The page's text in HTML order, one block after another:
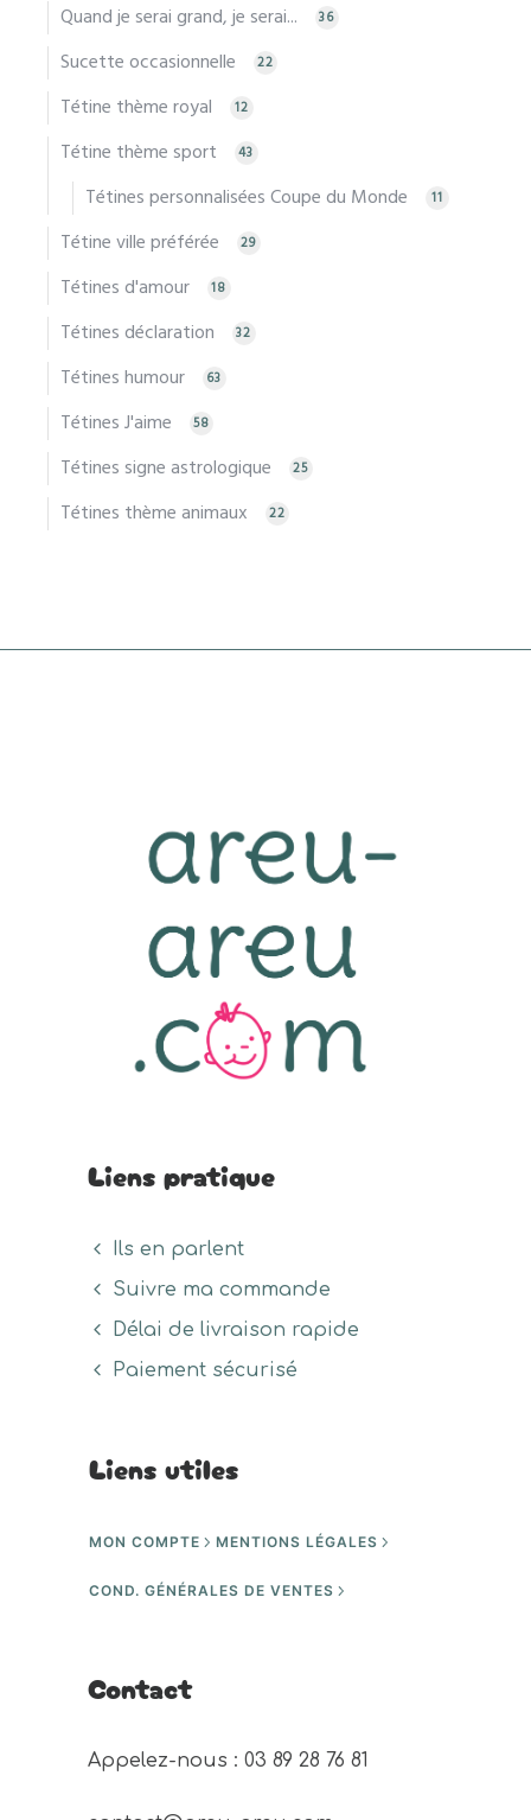
Quand je serai grand, je serai... 36
Sucette occasionnelle 22
Tétine thème royal 12
Tétine thème sport 43
Tétines personnalisées Coupe du Monde 11
Tétine ville préférée 29
Tétines d'amour 18
Tétines déclaration 32
Tétines humour 63
Tétines J'aime 58
Tétines signe astrologique 25
Tétines thème animaux 22
Liens pratique
Ils en parlent
Suivre ma commande
Délai de livraison rapide
Paiement sécurisé
Liens utiles
MON COMPTE MENTIONS LÉGALES
COND. GÉNÉRALES DE VENTES
Contact
Appelez-nous : 03 89 28 76 81